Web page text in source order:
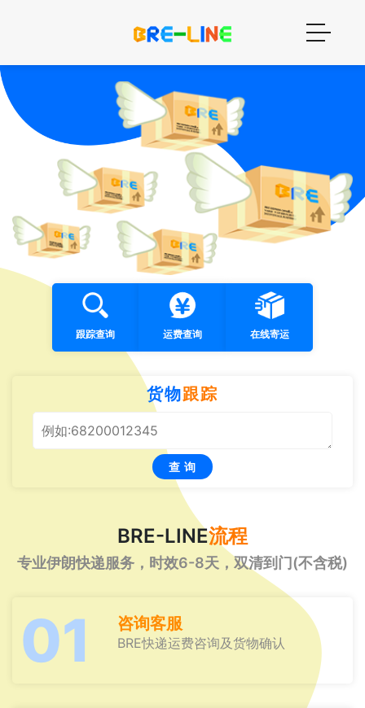
跟踪查询 运费查询 在线寄运
货物跟踪
查 询
BRE-LINE流程
专业伊朗快递服务，时效6-8天，双清到门(不含税)
01 咨询客服
BRE快递运费咨询及货物确认